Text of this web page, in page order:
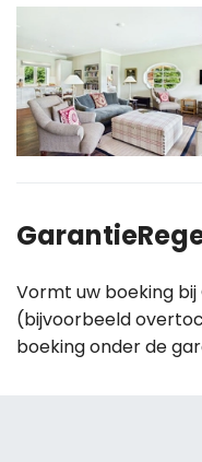
Vormt uw boeking
(bijvoorbeeld
boeking onder de